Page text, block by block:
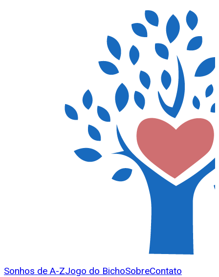
Sonhos de A-ZJogo do BichoSobreContato